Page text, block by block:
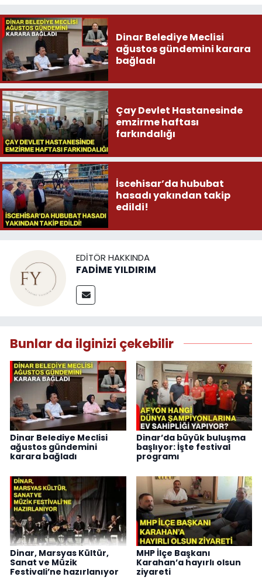
Dinar Belediye Meclisi
ağustos gündemini karara
bağladı
Çay Devlet Hastanesinde
emzirme haftası
farkındalığı
İscehisar’da hububat
hasadı yakından takip
edildi!
EDITÖR HAKKINDA
FADİME YILDIRIM
Bunlar da ilginizi çekebilir
Dinar Belediye Meclisi
ağustos gündemini
karara bağladı
Dinar’da büyük buluşma
başlıyor: İşte festival
programı
Dinar, Marsyas Kültür,
Sanat ve Müzik
Festivali’ne hazırlanıyor
MHP İlçe Başkanı
Karahan’a hayırlı olsun
ziyareti